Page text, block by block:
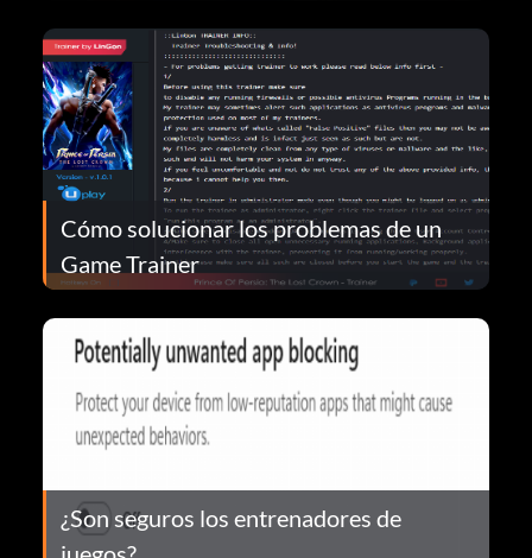
Cómo solucionar los problemas de un
Game Trainer
¿Son seguros los entrenadores de